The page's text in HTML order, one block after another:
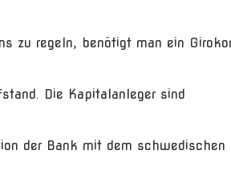
zu regeln, benötigt man ein
Die Kapitalanleger sind
der Bank mit dem schwedischen